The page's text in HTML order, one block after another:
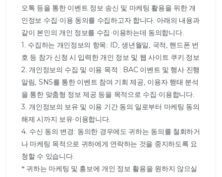
오톡 등을 통한 이벤트 정보 송신 및 마케팅 활용을 위한 개
인정보 수집·이용 동의를 수집하고자 합니다. 아래의 내용과
같이 본인의 개인 정보를 수집·이용하는데 동의합니다.
1. 수집하는 개인정보의 항목: ID, 생년월일, 국적, 핸드폰 번
호 등 참가 신청 시 입력한 개인 정보 및 웹 사이트 쿠키 정보
2. 개인정보의 수집 및 이용 목적 : BAC 이벤트 및 행사 진행
알림, SNS를 통한 이벤트 참여 기회 제공, 이용자 행태 분석
을 통한 맞춤형 정보 제공 등을 목적으로 수집·이용합니다.
3. 개인정보의 보유 및 이용 기간 동의 일로부터 마케팅 동의
해제 시까지 보유·이용합니다.
4. 수신 동의 변경: 동의한 경우에도 귀하는 동의를 철회하거
나 마케팅 목적으로 귀하에게 연락하는 것을 중지하도록 요
청할 수 있습니다.
* 귀하는 마케팅 및 홍보에 개인 정보 활용을 원하지 않으실